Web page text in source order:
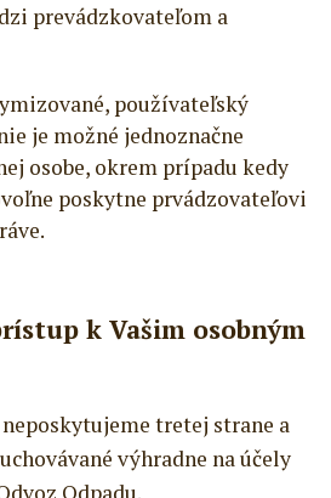
prevádzkovateľom a
používateľský
je možné jednoznačne
osobe, okrem prípadu kedy
poskytne prvádzovateľovi
k Vašim osobným
tretej strane a
výhradne na účely
Odpadu.